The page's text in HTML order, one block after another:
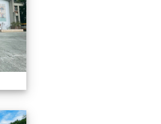
1141208拜會光復國小